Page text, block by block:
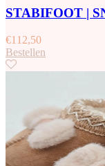
STABIFOOT |
€112,50
Bestellen